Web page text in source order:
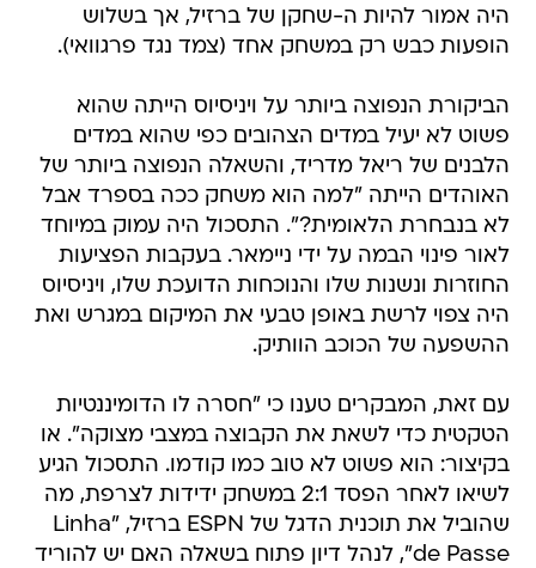
היה אמור להיות ה-שחקן של ברזיל, אך בשלוש
הופעות כבש רק במשחק אחד (צמד נגד פרגוואי).
הביקורת הנפוצה ביותר על ויניסיוס הייתה שהוא
פשוט לא יעיל במדים הצהובים כפי שהוא במדים
הלבנים של ריאל מדריד, והשאלה הנפוצה ביותר של
האוהדים הייתה "למה הוא משחק ככה בספרד אבל
לא בנבחרת הלאומית?". התסכול היה עמוק במיוחד
לאור פינוי הבמה על ידי ניימאר. בעקבות הפציעות
החוזרות ונשנות שלו והנוכחות הדועכת שלו, ויניסיוס
היה צפוי לרשת באופן טבעי את המיקום במגרש ואת
ההשפעה של הכוכב הוותיק.
עם זאת, המבקרים טענו כי "חסרה לו הדומיננטיות
הטקטית כדי לשאת את הקבוצה במצבי מצוקה". או
בקיצור: הוא פשוט לא טוב כמו קודמו. התסכול הגיע
לשיאו לאחר הפסד 2:1 במשחק ידידות לצרפת, מה
שהוביל את תוכנית הדגל של ESPN ברזיל, "Linha
de Passe", לנהל דיון פתוח בשאלה האם יש להוריד